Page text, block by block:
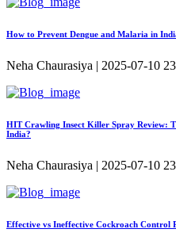
How to Prevent Dengue and Malaria in
Neha Chaurasiya | 2025-07-10
HIT Crawling Insect Killer Spray Review:
India?
Neha Chaurasiya | 2025-07-10
Effective vs Ineffective Cockroach Control